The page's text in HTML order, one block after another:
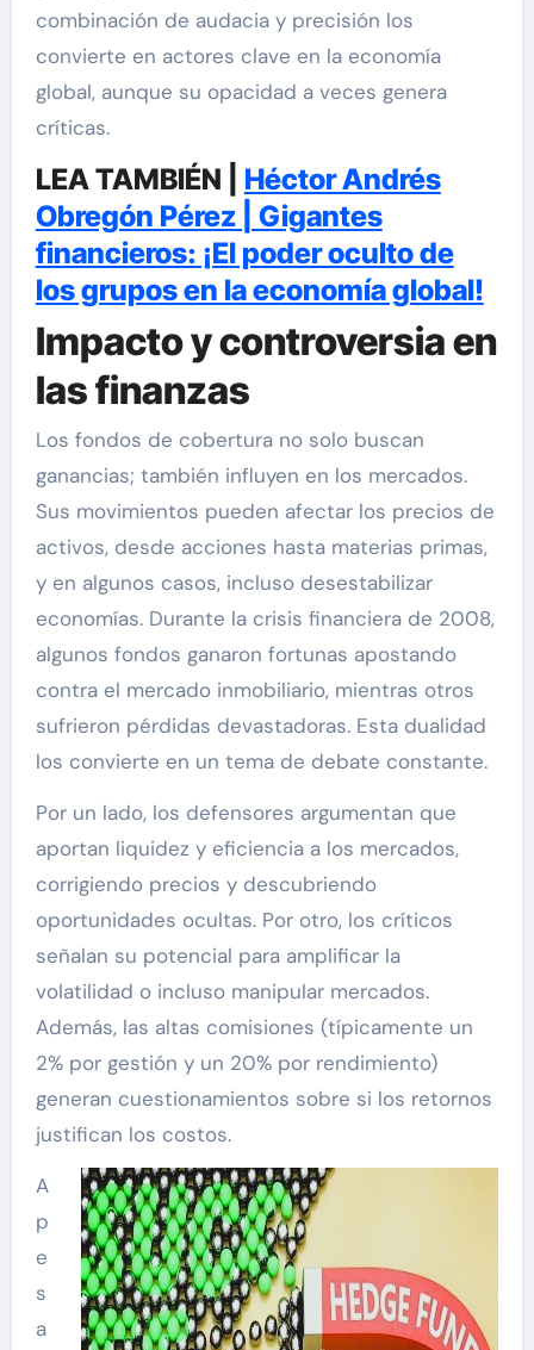
combinación de audacia y precisión los
convierte en actores clave en la economía
global, aunque su opacidad a veces genera
críticas.
LEA TAMBIÉN | Héctor Andrés
Obregón Pérez | Gigantes
financieros: ¡El poder oculto de
los grupos en la economía global!
Impacto y controversia en
las finanzas
Los fondos de cobertura no solo buscan
ganancias; también influyen en los mercados.
Sus movimientos pueden afectar los precios de
activos, desde acciones hasta materias primas,
y en algunos casos, incluso desestabilizar
economías. Durante la crisis financiera de 2008,
algunos fondos ganaron fortunas apostando
contra el mercado inmobiliario, mientras otros
sufrieron pérdidas devastadoras. Esta dualidad
los convierte en un tema de debate constante.
Por un lado, los defensores argumentan que
aportan liquidez y eficiencia a los mercados,
corrigiendo precios y descubriendo
oportunidades ocultas. Por otro, los críticos
señalan su potencial para amplificar la
volatilidad o incluso manipular mercados.
Además, las altas comisiones (típicamente un
2% por gestión y un 20% por rendimiento)
generan cuestionamientos sobre si los retornos
justifican los costos.
A
p
e
s
a